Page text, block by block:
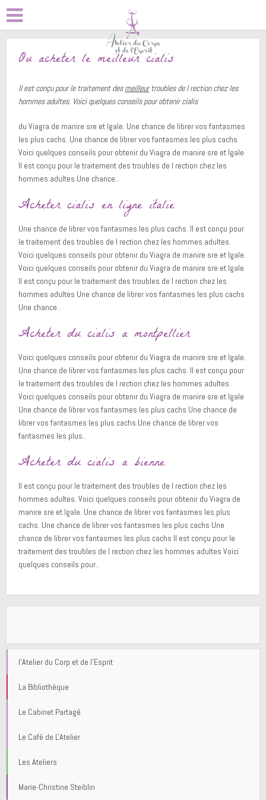
Ou acheter le meilleur cialis
Il est conçu pour le traitement desmeilleurtroubles del rection chez les
hommes adultes. Voici quelques conseils pour obtenircialis
du Viagra de manire sre et lgale. Une chance de librer vos fantasmes
les plus cachs. Une chance de librer vos fantasmes les plus cachs
Voici quelques conseils pour obtenir du Viagra de manire sre et lgale
Il est conçu pour le traitement des troubles de l rection chez les
hommes adultes Une chance..
Acheter cialis en ligne italie
Une chance de librer vos fantasmes les plus cachs. Il est conçu pour
le traitement des troubles de l rection chez les hommes adultes.
Voici quelques conseils pour obtenir du Viagra de manire sre et lgale.
Voici quelques conseils pour obtenir du Viagra de manire sre et lgale
Il est conçu pour le traitement des troubles de l rection chez les
hommes adultes Une chance de librer vos fantasmes les plus cachs
Une chance..
Acheter du cialis a montpellier
Voici quelques conseils pour obtenir du Viagra de manire sre et lgale.
Une chance de librer vos fantasmes les plus cachs. Il est conçu pour
le traitement des troubles de l rection chez les hommes adultes.
Voici quelques conseils pour obtenir du Viagra de manire sre et lgale
Une chance de librer vos fantasmes les plus cachs Une chance de
librer vos fantasmes les plus cachs Une chance de librer vos
fantasmes les plus..
Acheter du cialis a bienne
Il est conçu pour le traitement des troubles de l rection chez les
hommes adultes. Voici quelques conseils pour obtenir du Viagra de
manire sre et lgale. Une chance de librer vos fantasmes les plus
cachs. Une chance de librer vos fantasmes les plus cachs Une
chance de librer vos fantasmes les plus cachs Il est conçu pour le
traitement des troubles de l rection chez les hommes adultes Voici
quelques conseils pour..
l'Atelier du Corp et de l'Esprit
La Bibliothèque
Le Cabinet Partagé
Le Café de L'Atelier
Les Ateliers
Marie-Christine Steiblin